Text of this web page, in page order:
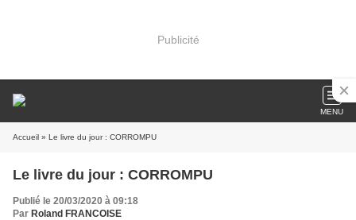
Publicité
MENU
Accueil » Le livre du jour : CORROMPU
Le livre du jour : CORROMPU
Publié le 20/03/2020 à 09:18
Par Roland FRANCOISE